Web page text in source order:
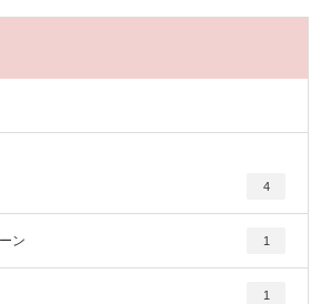
4
ン 1
1